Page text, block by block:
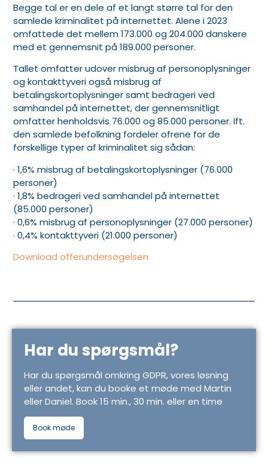
Begge tal er en dele af et langt større tal for den
samlede kriminalitet på internettet. Alene i 2023
omfattede det mellem 173.000 og 204.000 danskere
med et gennemsnit på 189.000 personer.
Tallet omfatter udover misbrug af personoplysninger
og kontakttyveri også misbrug af
betalingskortoplysninger samt bedrageri ved
samhandel på internettet, der gennemsnitligt
omfatter henholdsvis 76.000 og 85.000 personer. Ift.
den samlede befolkning fordeler ofrene for de
forskellige typer af kriminalitet sig sådan:
· 1,6% misbrug af betalingskortoplysninger (76.000
personer)
· 1,8% bedrageri ved samhandel på internettet
(85.000 personer)
· 0,6% misbrug af personoplysninger (27.000 personer)
· 0,4% kontakttyveri (21.000 personer)
Download offerundersøgelsen
Har du spørgsmål?
Har du spørgsmål omkring GDPR, vores løsning
eller andet, kan du booke et møde med Martin
eller Daniel. Book 15 min., 30 min. eller en time
Book møde